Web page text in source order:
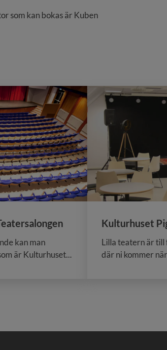
som kan bokas är Kuben
kan man
är Kulturhuset...
Kulturhuset
Lilla teatern är
där ni kommer